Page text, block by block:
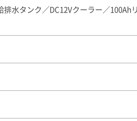
水タンク／DC12Vクーラー／100Ah